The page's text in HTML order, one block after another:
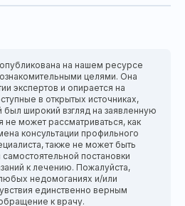
на нашем ресурсе
целями. Она
экспертов и опирается на
в открытых источниках,
был широкий взгляд на заявленную
может рассматриваться, как
консультации профильного
также не может быть
постановки
к лечению. Пожалуйста,
недомоганиях и/или
единственно верным
к врачу.